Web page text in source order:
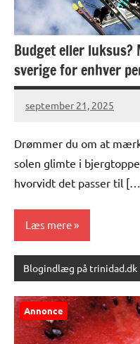
Budget eller
sverige for enhver
september 21, 2025
Drømmer du om at
solen glimte i
hvorvidt det passer til
Læs mere
Blogindlæg på trinidad.dk
Annonce